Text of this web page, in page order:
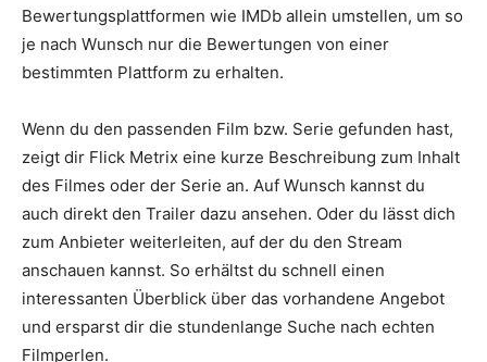
Bewertungsplattformen wie IMDb allein umstellen, um so
je nach Wunsch nur die Bewertungen von einer
bestimmten Plattform zu erhalten.
Wenn du den passenden Film bzw. Serie gefunden hast,
zeigt dir Flick Metrix eine kurze Beschreibung zum Inhalt
des Filmes oder der Serie an. Auf Wunsch kannst du
auch direkt den Trailer dazu ansehen. Oder du lässt dich
zum Anbieter weiterleiten, auf der du den Stream
anschauen kannst. So erhältst du schnell einen
interessanten Überblick über das vorhandene Angebot
und ersparst dir die stundenlange Suche nach echten
Filmperlen.